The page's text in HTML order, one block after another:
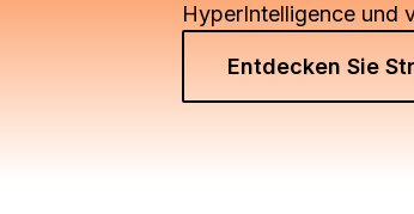
HyperIntelligence und
Entdecken Sie